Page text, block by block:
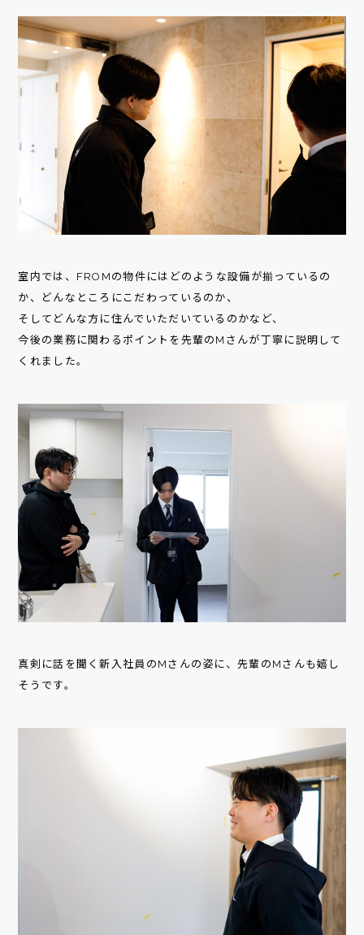
室内では、FROMの物件にはどのような設備が揃っているの
か、どんなところにこだわっているのか、
そしてどんな方に住んでいただいているのかなど、
今後の業務に関わるポイントを先輩のMさんが丁寧に説明して
くれました。
真剣に話を聞く新入社員のMさんの姿に、先輩のMさんも嬉し
そうです。